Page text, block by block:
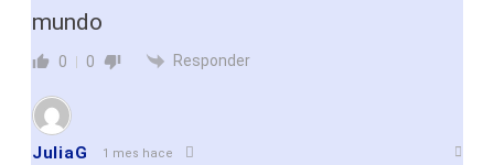
mundo
0 0 Responder
JuliaG 1 mes hace